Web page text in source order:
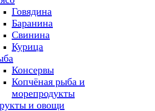
Говядина
Баранина
Свинина
Курица
Консервы
Копчёная рыба и
морепродукты
и овощи